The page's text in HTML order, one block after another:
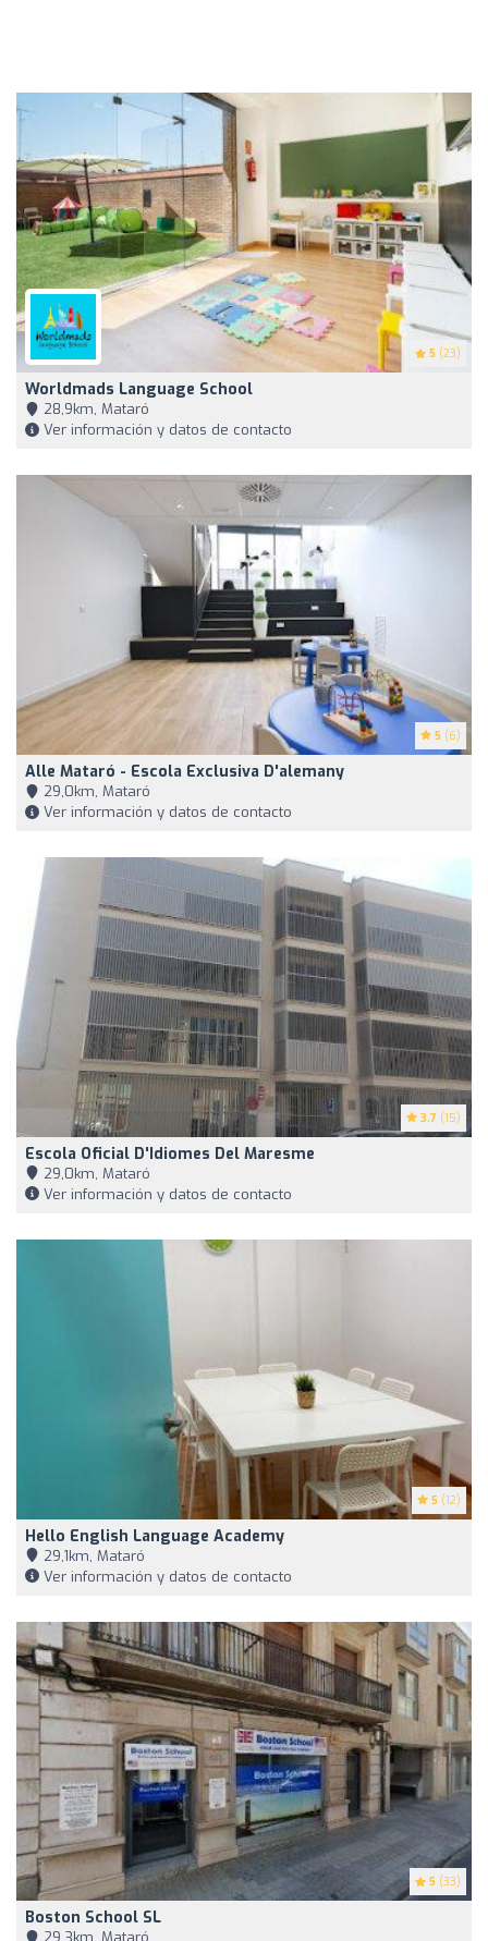
5 (23)
Worldmads Language School
28,9km, Mataró
Ver información y datos de contacto
5 (6)
Alle Mataró - Escola Exclusiva D'alemany
29,0km, Mataró
Ver información y datos de contacto
3.7 (15)
Escola Oficial D'Idiomes Del Maresme
29,0km, Mataró
Ver información y datos de contacto
5 (12)
Hello English Language Academy
29,1km, Mataró
Ver información y datos de contacto
5 (33)
Boston School SL